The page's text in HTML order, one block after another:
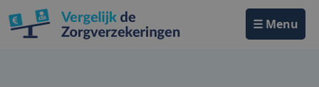
☰ Menu